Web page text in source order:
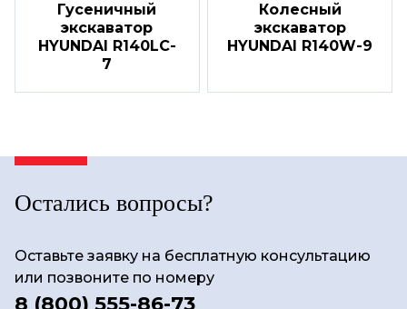
Гусеничный
экскаватор
HYUNDAI R140LC-
7
Колесный
экскаватор
HYUNDAI R140W-9
Остались вопросы?
Оставьте заявку на бесплатную консультацию
или позвоните по номеру
8 (800) 555-86-73